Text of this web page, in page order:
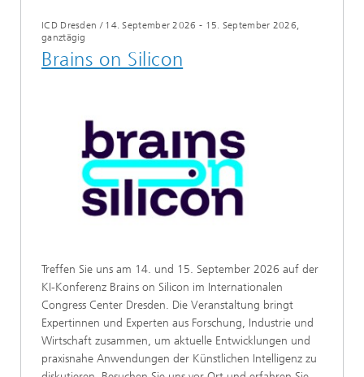
ICD Dresden / 14. September 2026 - 15. September 2026,
ganztägig
Brains on Silicon
Treffen Sie uns am 14. und 15. September 2026 auf der
KI-Konferenz Brains on Silicon im Internationalen
Congress Center Dresden. Die Veranstaltung bringt
Expertinnen und Experten aus Forschung, Industrie und
Wirtschaft zusammen, um aktuelle Entwicklungen und
praxisnahe Anwendungen der Künstlichen Intelligenz zu